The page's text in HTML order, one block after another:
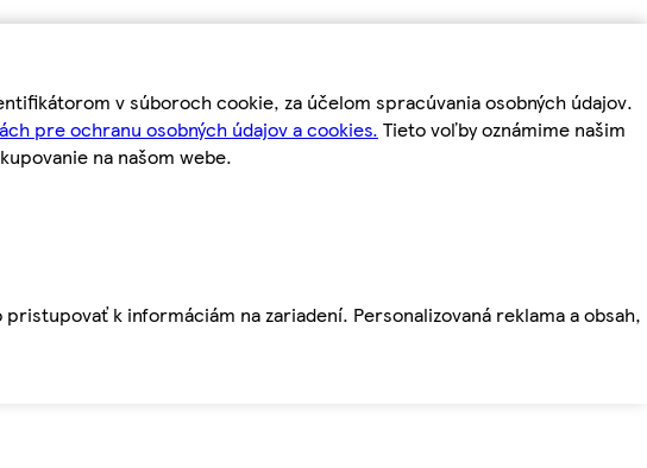
v súboroch cookie, za účelom spracúvania osobných údajov.
pre ochranu osobných údajov a cookies. Tieto voľby oznámime našim
na našom webe.
k informáciám na zariadení. Personalizovaná reklama a obsah,